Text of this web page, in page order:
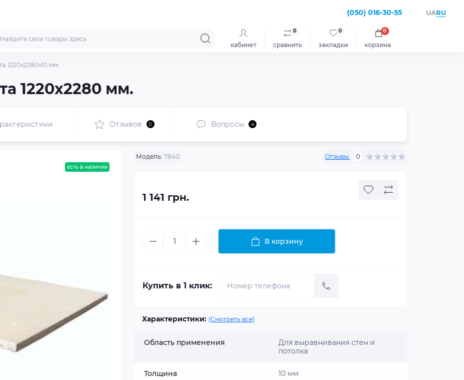
(050) 016-30-55 UARU
кабинет сравнить
0
закладки
0
корзина
0
1220x2280x10 мм
1220x2280 мм.
Отзывов 0 Вопросы 4
есть в наличии
Модель: 7840 Отзывы: 0
1 141 грн.
В корзину
Купить в 1 клик:
Характеристики: (Смотреть все)
Область применения
Для выравнивания стен и
потолка
Толщина 10 мм